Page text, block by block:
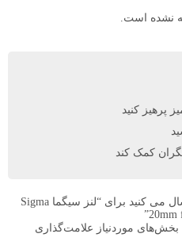
نشده است.
پرهیز کنید
کمک کند
اولین نفری باشید که دیدگاهی را ارسال می کنید برای “لنز سیگما Sigma
20mm
بخش‌های موردنیاز علامت‌گذاری